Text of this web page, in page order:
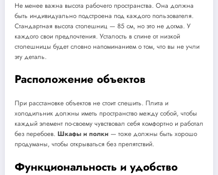
Не менее важна высота рабочего пространства. Она должна
быть индивидуально подстроена под каждого пользователя.
Стандартная высота столешниц — 85 см, но это не догма. У
каждого свои предпочтения. Усталость в спине от низкой
столешницы будет словно напоминанием о том, что вы не учли
эту деталь.
Расположение объектов
При расстановке объектов не стоит спешить. Плита и
холодильник должны иметь пространство между собой, чтобы
каждый элемент по-своему чувствовал себя комфортно и работал
без перебоев. Шкафы и полки — тоже должны быть хорошо
продуманы, чтобы открываться без препятствий.
Функциональность и удобство